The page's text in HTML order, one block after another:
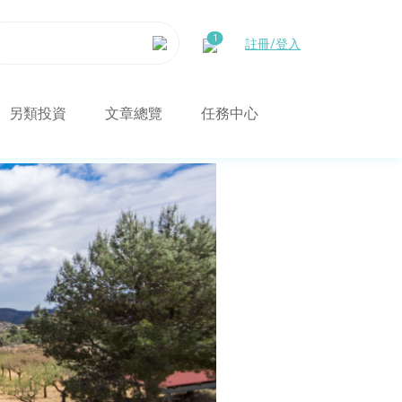
註冊/登入
另類投資 文章總覽 任務中心